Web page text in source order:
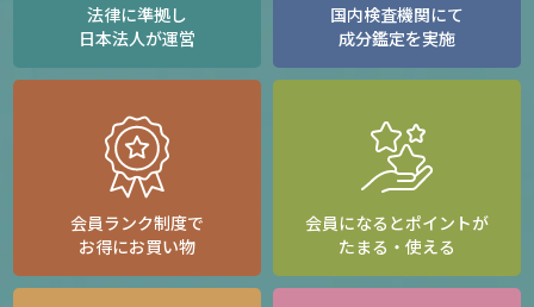
法律に準拠し
日本法人が運営
国内検査機関にて
成分鑑定を実施
会員ランク制度で
お得にお買い物
会員になるとポイントが
たまる・使える